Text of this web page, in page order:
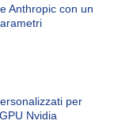
Anthropic con un
per
Nvidia